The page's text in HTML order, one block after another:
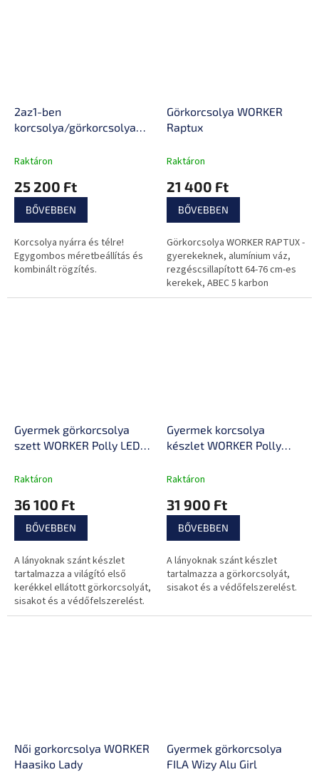
2az1-ben
korcsolya/görkorcsolya
Raktáron
25 200 Ft
BŐVEBBEN
Korcsolya nyárra és télre!
Egygombos méretbeállítás és
kombinált rögzítés.
Görkorcsolya WORKER
Raptux
Raktáron
21 400 Ft
BŐVEBBEN
Görkorcsolya WORKER RAPTUX -
gyerekeknek, alumínium váz,
rezgéscsillapított 64-76 cm-es
kerekek, ABEC 5 karbon
tengelyek, antibakteriális cipő
Gyermek görkorcsolya
szett WORKER Polly LED -
Raktáron
36 100 Ft
BŐVEBBEN
A lányoknak szánt készlet
tartalmazza a világító első
kerékkel ellátott görkorcsolyát,
sisakot és a védőfelszerelést.
Gyermek korcsolya
készlet WORKER Polly
Raktáron
31 900 Ft
BŐVEBBEN
A lányoknak szánt készlet
tartalmazza a görkorcsolyát,
sisakot és a védőfelszerelést.
Női gorkorcsolya WORKER
Haasiko Lady
Gyermek görkorcsolya
FILA Wizy Alu Girl